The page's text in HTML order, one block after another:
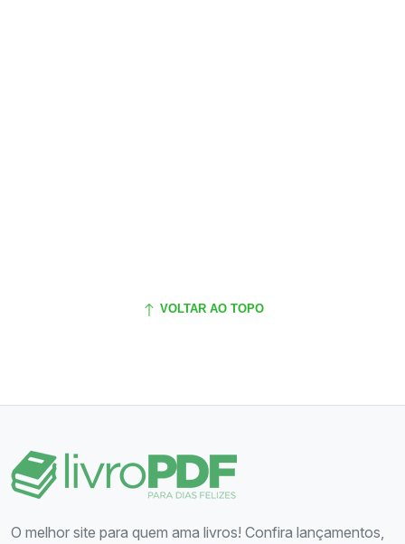
VOLTAR AO TOPO
O melhor site para quem ama livros! Confira lançamentos,